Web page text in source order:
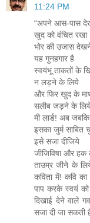
11:24 PM
“अपने आस-पास
खुद को वंचित रखा
भोर की उजास
यह गुनहगार है
स्वयंभू ताकतों के
न लड़ने के लिये
और फिर खुद के
सलीब जड़ने के
मी लार्ड! अब जबकि
इसका जुर्म साबित
इसे सजा दीजिये
जीजिविषा और
ताउम्र जीने के
कविता में! कवि
पाप करके स्वयं को
दिखाई देने वाले
सजा दी जा सकती